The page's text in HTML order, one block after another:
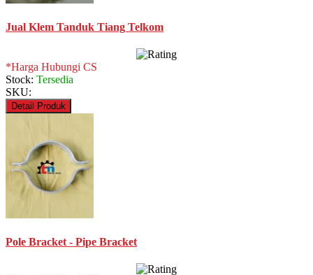
Jual Klem Tanduk Tiang Telkom
*Harga Hubungi CS
Stock: Tersedia
SKU:
Detail Produk
Pole Bracket - Pipe Bracket